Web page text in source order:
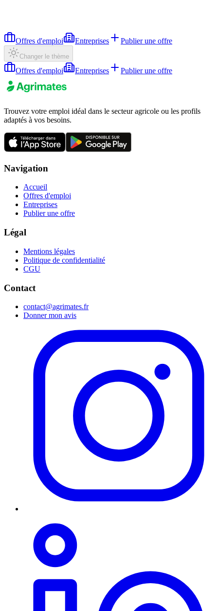
Offres d'emploi Entreprises Publier une offre
Changer le thème
Offres d'emploi Entreprises Publier une offre
Trouvez votre emploi idéal dans le secteur agricole ou les profils
adaptés à vos besoins.
Navigation
Accueil
Offres d'emploi
Entreprises
Publier une offre
Légal
Mentions légales
Politique de confidentialité
CGU
Contact
contact@agrimates.fr
Donner mon avis